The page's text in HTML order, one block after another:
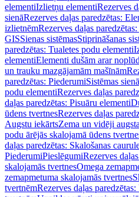
elementiIzlietņu elementiRezerves
sienāRezerves daļas paredzētas:
izlietnēmRezerves daļas
GISSienas sistēmasStiprināšanas
paredzētas: Tualetes podu elementi
elementiElementi dušām arar
un trauku mazgājamām mašīnām
paredzētas: PiederumiSistēmas
podu elementiRezerves daļas
daļas paredzētas: Pisuāru elementi
ūdens tvertnesRezerves daļas
Augstu iekārtsZema un vidēji
podu ārējās skalojamā ūdens
daļas paredzētas: Skalošanas
PiederumiPieslēgumiRezerves
skalojamās tvertnesOmega
zemapmetuma skalojamās tvertnes
tvertnēmRezerves daļas